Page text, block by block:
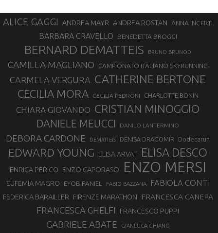
ALICE GAGGI ANDREA MAYR ANDREA ROSTAN ANNA INCERTI
BARBARA CRAVELLO BENEDETTA BROGGI
BERNARD DEMATTEIS BRUNO BRUNOD
CAMILLA MAGLIANO CAMPIONATO ITALIANO SKYRUNNING
CARMELA VERGURA CATHERINE BERTONE
CECILIA MORA CECILIA PEDRONI CHARLOTTE BONIN
CHIARA GIOVANDO CRISTIAN MINOGGIO
DANIELE MEUCCI DANILO LANTERMINO
DEBORA CARDONE DEMATTEIS DENISA DRAGOMIR Dodecarun
EDWARD YOUNG ELISA ARVAT ELISA DESCO
ENRICA PERICO ENZO CAPORASO ENZO MERSI
EUFEMIA MAGRO EYOB FANIEL FABIO BAZZANA FABIOLA CONTI
FEDERICA BARAILLER FIRENZE MARATHON FRANCESCA CANEPA
FRANCESCA GHELFI FRANCESCO PUPPI
GABRIELE ABATE GIANLUCA GHIANO